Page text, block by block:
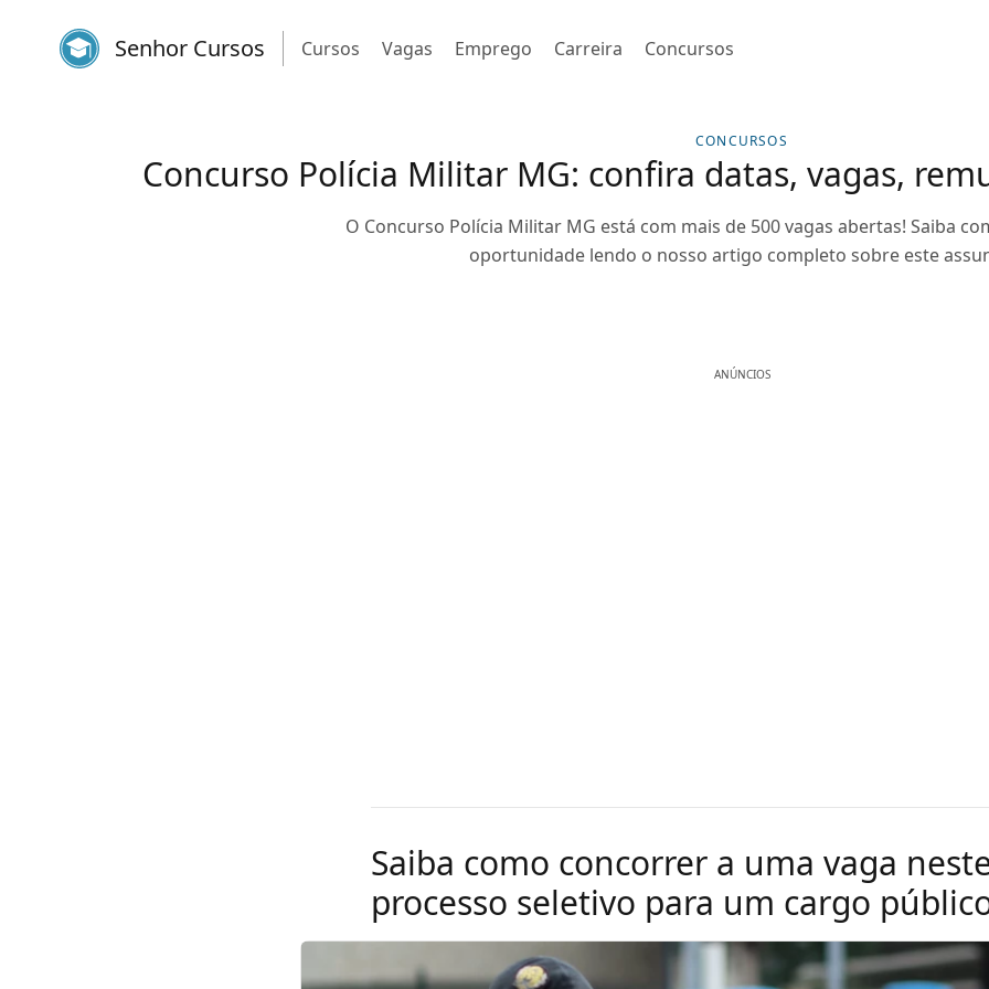
Senhor Cursos Cursos Vagas Emprego Carreira Concursos
CONCURSOS
Concurso Polícia Militar MG: confira datas, vagas,
O Concurso Polícia Militar MG está com mais de 500 vagas abertas! Saiba
oportunidade lendo o nosso artigo completo sobre este
ANÚNCIOS
Saiba como concorrer a uma vaga
processo seletivo para um cargo